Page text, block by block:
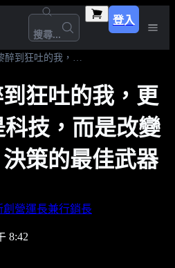
搜尋...
登入
曾經在巴黎醉到狂吐的我，更相信：AI不是科技，而是改變銷售、組織、決策的最佳武器
狂吐的我，更
技，而是改變
策的最佳武器
營運長兼行銷長
8:42